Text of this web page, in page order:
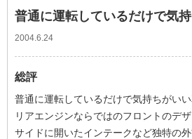
普通に運転しているだけで気
2004.6.24
総評
普通に運転しているだけで気持ちがいい
リアエンジンならではのフロントのデザ
サイドに開いたインテークなど独特の外